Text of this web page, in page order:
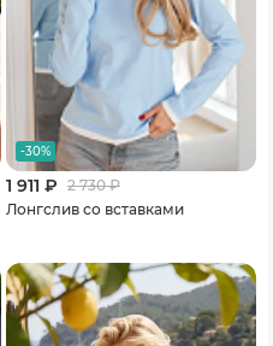
-30%
1 911 ₽ 2 730₽
Лонгслив со вставками